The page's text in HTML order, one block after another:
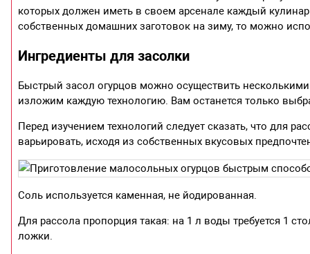
которых должен иметь в своем арсенале каждый
собственных домашних заготовок на зиму, то можно
Ингредиенты для засолки
Быстрый засол огурцов можно осуществить
изложим каждую технологию. Вам останется только
Перед изучением технологий следует сказать, что для
варьировать, исходя из собственных вкусовых
Соль используется каменная, не йодированная.
Для рассола пропорция такая: на 1 л воды требуется 1
ложки.